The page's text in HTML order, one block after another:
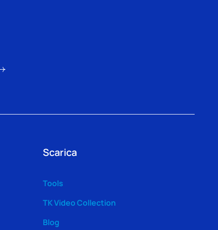
Scarica
Tools
TK Video Collection
Blog